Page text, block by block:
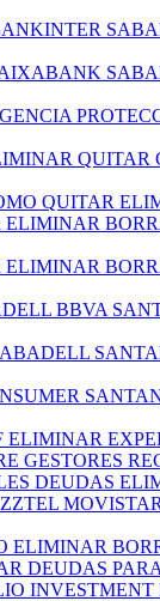
QUITAR
ELIMINAR
ELIMINAR
BBVA
ELIMINAR
GESTORES
DEUDAS
ELIMINAR
DEUDAS